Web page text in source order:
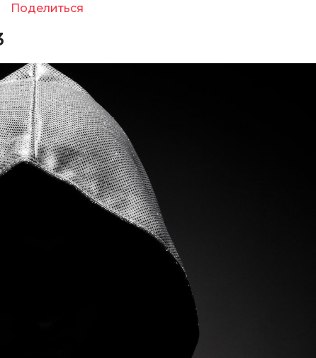
Поделиться